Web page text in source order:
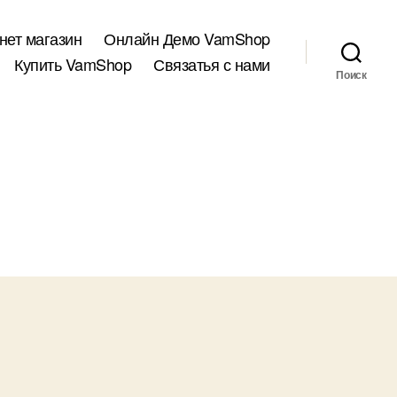
магазин
Онлайн Демо VamShop
Купить VamShop
Связатья с нами Поиск